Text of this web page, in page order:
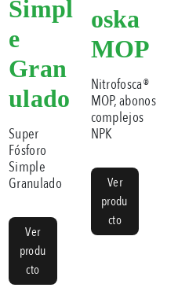
Simpl
e
Gran
ulado
Super
Fósforo
Simple
Granulado
Ver
produ
cto
oska
MOP
Nitrofosca®
MOP, abonos
complejos
NPK
Ver
produ
cto